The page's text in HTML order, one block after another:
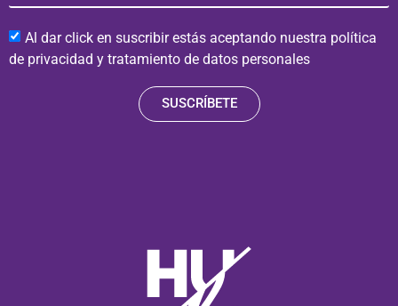
Al dar click en suscribir estás aceptando nuestra política
de privacidad y tratamiento de datos personales
SUSCRÍBETE